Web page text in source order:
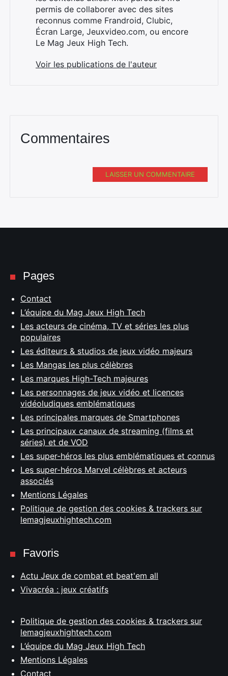
permis de collaborer avec des sites
reconnus comme Frandroid, Clubic,
Écran Large, Jeuxvideo.com, ou encore
Le Mag Jeux High Tech.
Voir les publications de l'auteur
Commentaires
LAISSER UN COMMENTAIRE
Pages
Contact
L’équipe du Mag Jeux High Tech
Les acteurs de cinéma, TV et séries les plus
populaires
Les éditeurs & studios de jeux vidéo majeurs
Les Mangas les plus célèbres
Les marques High-Tech majeures
Les personnages de jeux vidéo et licences
vidéoludiques emblématiques
Les principales marques de Smartphones
Les principaux canaux de streaming (films et
séries) et de VOD
Les super-héros les plus emblématiques et connus
Les super-héros Marvel célèbres et acteurs
associés
Mentions Légales
Politique de gestion des cookies & trackers sur
lemagjeuxhightech.com
Favoris
Actu Jeux de combat et beat'em all
Vivacréa : jeux créatifs
Politique de gestion des cookies & trackers sur
lemagjeuxhightech.com
L’équipe du Mag Jeux High Tech
Mentions Légales
Contact